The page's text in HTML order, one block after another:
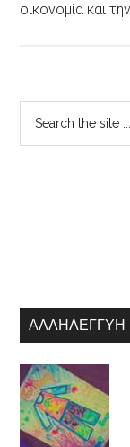
οικονομία και
Αρχική
Πλευρική
ΑΛΛΗΛΕΓΓΎΗ